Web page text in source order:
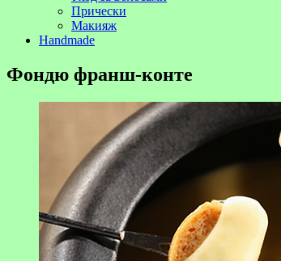
Прически
Макияж
Handmade
Фондю франш-конте